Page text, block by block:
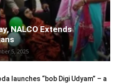
NALCO Extends
5, 2025
launches “bob Digi Udyam” – a